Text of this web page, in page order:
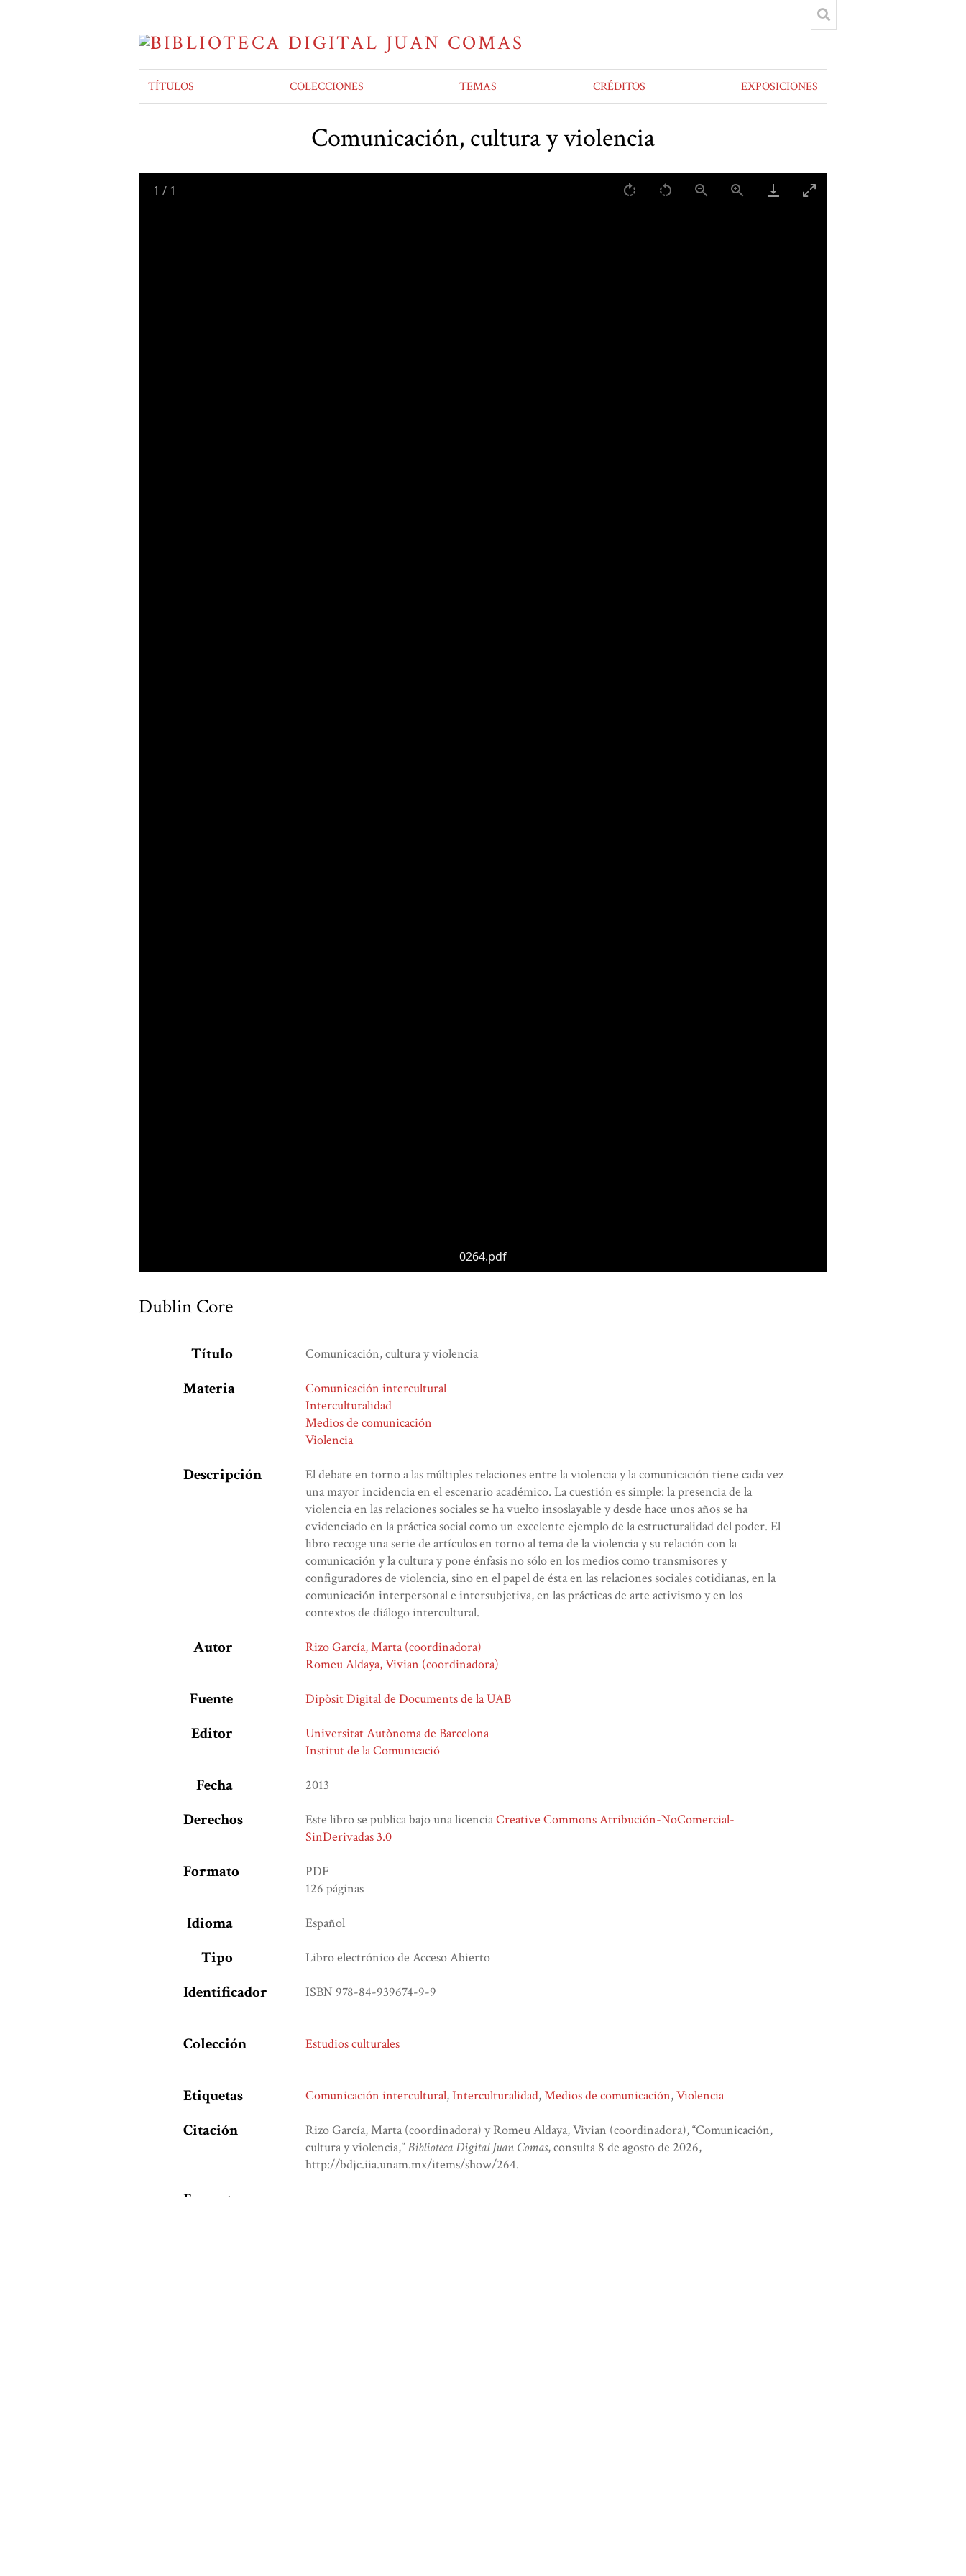
TÍTULOS COLECCIONES TEMAS CRÉDITOS EXPOSICIONES
Comunicación, cultura y violencia
1 / 1
0264.pdf
Dublin Core
Título Comunicación, cultura y violencia
Materia
Comunicación intercultural
Interculturalidad
Medios de comunicación
Violencia
Descripción
El debate en torno a las múltiples relaciones entre la violencia y la comunicación tiene cada vez
una mayor incidencia en el escenario académico. La cuestión es simple: la presencia de la
violencia en las relaciones sociales se ha vuelto insoslayable y desde hace unos años se ha
evidenciado en la práctica social como un excelente ejemplo de la estructuralidad del poder. El
libro recoge una serie de artículos en torno al tema de la violencia y su relación con la
comunicación y la cultura y pone énfasis no sólo en los medios como transmisores y
configuradores de violencia, sino en el papel de ésta en las relaciones sociales cotidianas, en la
comunicación interpersonal e intersubjetiva, en las prácticas de arte activismo y en los
contextos de diálogo intercultural.
Autor
Rizo García, Marta (coordinadora)
Romeu Aldaya, Vivian (coordinadora)
Fuente Dipòsit Digital de Documents de la UAB
Editor
Universitat Autònoma de Barcelona
Institut de la Comunicació
Fecha 2013
Derechos Este libro se publica bajo una licenciaCreative Commons Atribución-NoComercial-
SinDerivadas 3.0
Formato
PDF
126 páginas
Idioma Español
Tipo Libro electrónico de Acceso Abierto
Identificador ISBN 978-84-939674-9-9
Colección Estudios culturales
Etiquetas Comunicación intercultural,Interculturalidad,Medios de comunicación,Violencia
Citación
Rizo García, Marta (coordinadora) y Romeu Aldaya, Vivian (coordinadora), “Comunicación,
cultura y violencia,”Biblioteca Digital Juan Comas, consulta 8 de agosto de 2026,
http://bdjc.iia.unam.mx/items/show/264.
Formatos
atom